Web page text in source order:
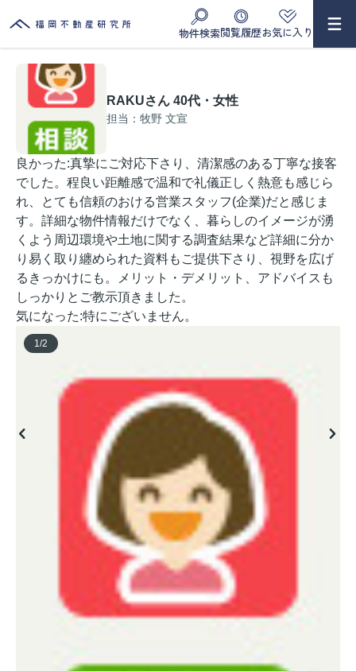
物件検索閲覧履歴お気に入り
RAKUさん 40代・女性
担当：牧野 文宣
良かった:真摯にご対応下さり、清潔感のある丁寧な接客
でした。程良い距離感で温和で礼儀正しく熱意も感じら
れ、とても信頼のおける営業スタッフ(企業)だと感じま
す。詳細な物件情報だけでなく、暮らしのイメージが湧
くよう周辺環境や土地に関する調査結果など詳細に分か
り易く取り纏められた資料もご提供下さり、視野を広げ
るきっかけにも。メリット・デメリット、アドバイスも
しっかりとご教示頂きました。
気になった:特にございません。
1 /2